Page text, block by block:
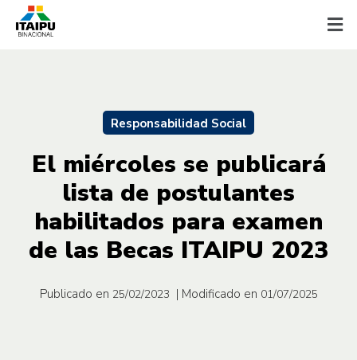
Responsabilidad Social
El miércoles se publicará
lista de postulantes
habilitados para examen
de las Becas ITAIPU 2023
Publicado en 25/02/2023 | Modificado en 01/07/2025